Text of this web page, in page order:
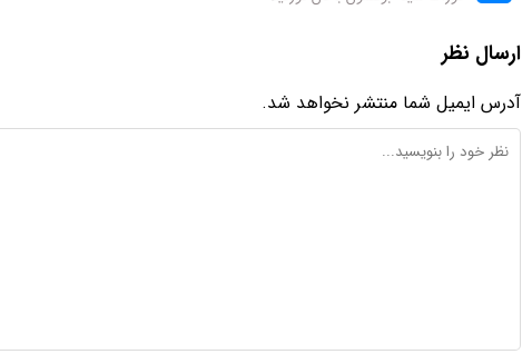
ارسال نظر
آدرس ایمیل شما منتشر نخواهد شد.